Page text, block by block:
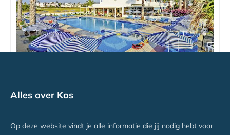
Alles over Kos
Op deze website vindt je alle informatie die jij nodig hebt voor